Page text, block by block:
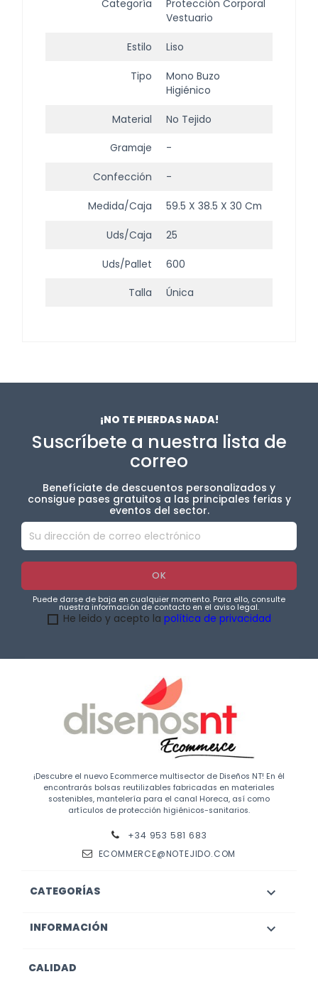
Categoría
Protección Corporal
Vestuario
Estilo Liso
Tipo
Mono Buzo
Higiénico
Material No Tejido
Gramaje -
Confección -
Medida/Caja 59.5 X 38.5 X 30 Cm
Uds/Caja 25
Uds/Pallet 600
Talla Única
¡NO TE PIERDAS NADA!
Suscríbete a nuestra lista de
correo
Benefíciate de descuentos personalizados y
consigue pases gratuitos a las principales ferias y
eventos del sector.
Puede darse de baja en cualquier momento. Para ello, consulte
nuestra información de contacto en el aviso legal.
He leido y acepto la política de privacidad
¡Descubre el nuevo Ecommerce multisector de Diseños NT! En él
encontrarás bolsas reutilizables fabricadas en materiales
sostenibles, mantelería para el canal Horeca, así como
artículos de protección higiénicos-sanitarios.
+34 953 581 683
ECOMMERCE@NOTEJIDO.COM
CATEGORÍAS 
INFORMACIÓN 
CALIDAD